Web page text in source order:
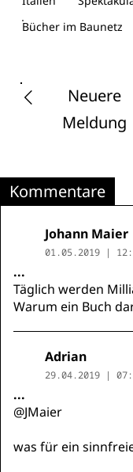
Bücher im Baunetz
Neuere
Meldung
Kommentare
Johann Maier
01.05.2019 |
...
Täglich werden
Warum ein Buch
Adrian
29.04.2019 |
...
@JMaier
was für ein